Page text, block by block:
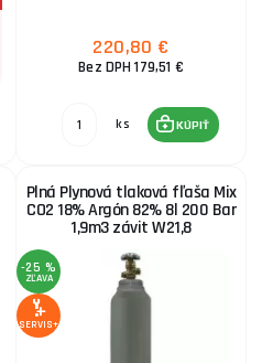
220,80 €
Bez DPH 179,51 €
ks KÚPIŤ
Plná Plynová tlaková fľaša Mix
CO2 18% Argón 82% 8l 200 Bar
1,9m3 závit W21,8
-25 %
ZĽAVA
SERVIS+